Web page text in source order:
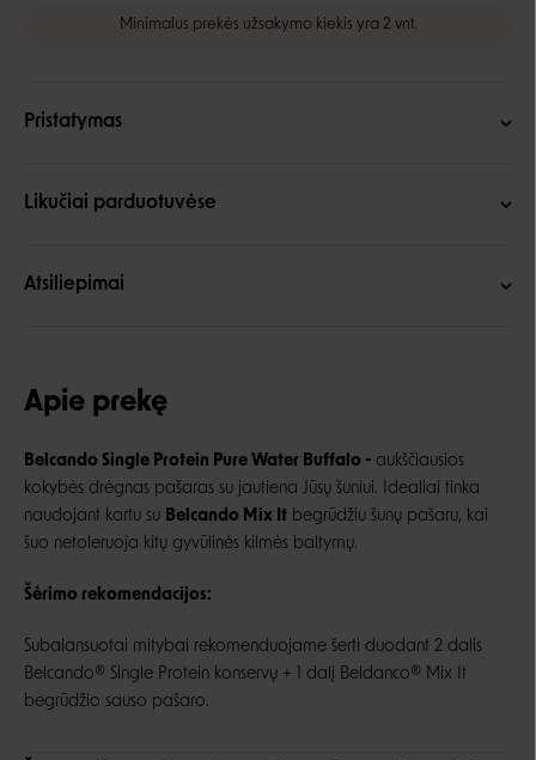
Minimalus prekės užsakymo kiekis yra 2 vnt.
Pristatymas
Likučiai parduotuvėse
Atsiliepimai
Apie prekę
Belcando Single Protein Pure Water Buffalo - aukščiausios
kokybės drėgnas pašaras su jautiena Jūsų šuniui. Idealiai tinka
naudojant kartu su Belcando Mix It begrūdžiu šunų pašaru, kai
šuo netoleruoja kitų gyvūlinės kilmės baltymų.
Šėrimo rekomendacijos:
Subalansuotai mitybai rekomenduojame šerti duodant 2 dalis
Belcando® Single Protein konservų + 1 dalį Beldanco® Mix It
begrūdžio sauso pašaro.